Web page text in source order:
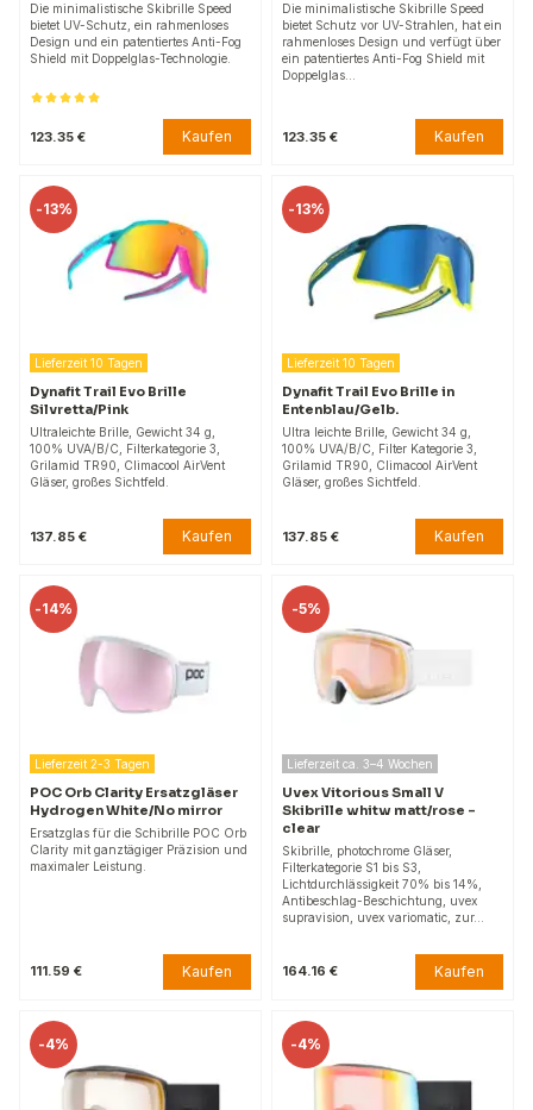
Die minimalistische Skibrille Speed
bietet UV-Schutz, ein rahmenloses
Design und ein patentiertes Anti-Fog
Shield mit Doppelglas-Technologie.
123.35 € Kaufen
Die minimalistische Skibrille Speed
bietet Schutz vor UV-Strahlen, hat ein
rahmenloses Design und verfügt über
ein patentiertes Anti-Fog Shield mit
Doppelglas…
123.35 € Kaufen
-13%
Lieferzeit 10 Tagen
Dynafit Trail Evo Brille
Silvretta/Pink
Ultraleichte Brille, Gewicht 34 g,
100% UVA/B/C, Filterkategorie 3,
Grilamid TR90, Climacool AirVent
Gläser, großes Sichtfeld.
137.85 € Kaufen
-13%
Lieferzeit 10 Tagen
Dynafit Trail Evo Brille in
Entenblau/Gelb.
Ultra leichte Brille, Gewicht 34 g,
100% UVA/B/C, Filter Kategorie 3,
Grilamid TR90, Climacool AirVent
Gläser, großes Sichtfeld.
137.85 € Kaufen
-14%
Lieferzeit 2-3 Tagen
POC Orb Clarity Ersatzgläser
Hydrogen White/No mirror
Ersatzglas für die Schibrille POC Orb
Clarity mit ganztägiger Präzision und
maximaler Leistung.
111.59 € Kaufen
-5%
Lieferzeit ca. 3–4 Wochen
Uvex Vitorious Small V
Skibrille whitw matt/rose -
clear
Skibrille, photochrome Gläser,
Filterkategorie S1 bis S3,
Lichtdurchlässigkeit 70% bis 14%,
Antibeschlag-Beschichtung, uvex
supravision, uvex variomatic, zur…
164.16 € Kaufen
-4% -4%